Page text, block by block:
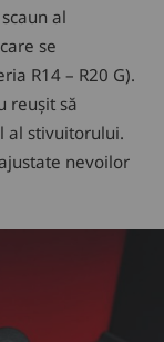
al
se
R14 – R20 G).
reușit să
al stivuitorului.
nevoilor